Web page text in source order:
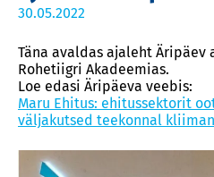
30.05.2022
Täna avaldas ajaleht
Rohetiigri Akadeemias.
Loe edasi Äripäeva veebis:
Maru Ehitus: ehitussektorit
väljakutsed teekonnal